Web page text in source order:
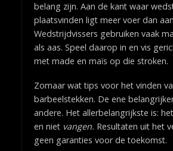
belang zijn. Aan de kant waar
plaatsvinden ligt meer voer dan
Wedstrijdvissers gebruiken vaak
als aas. Speel daarop in en vis
met made en maïs op die stroken.
Zomaar wat tips voor het vinden
barbeelstekken. De ene
andere. Het allerbelangrijkste is:
en niet vangen. Resultaten uit het
geen garanties voor de toekomst.